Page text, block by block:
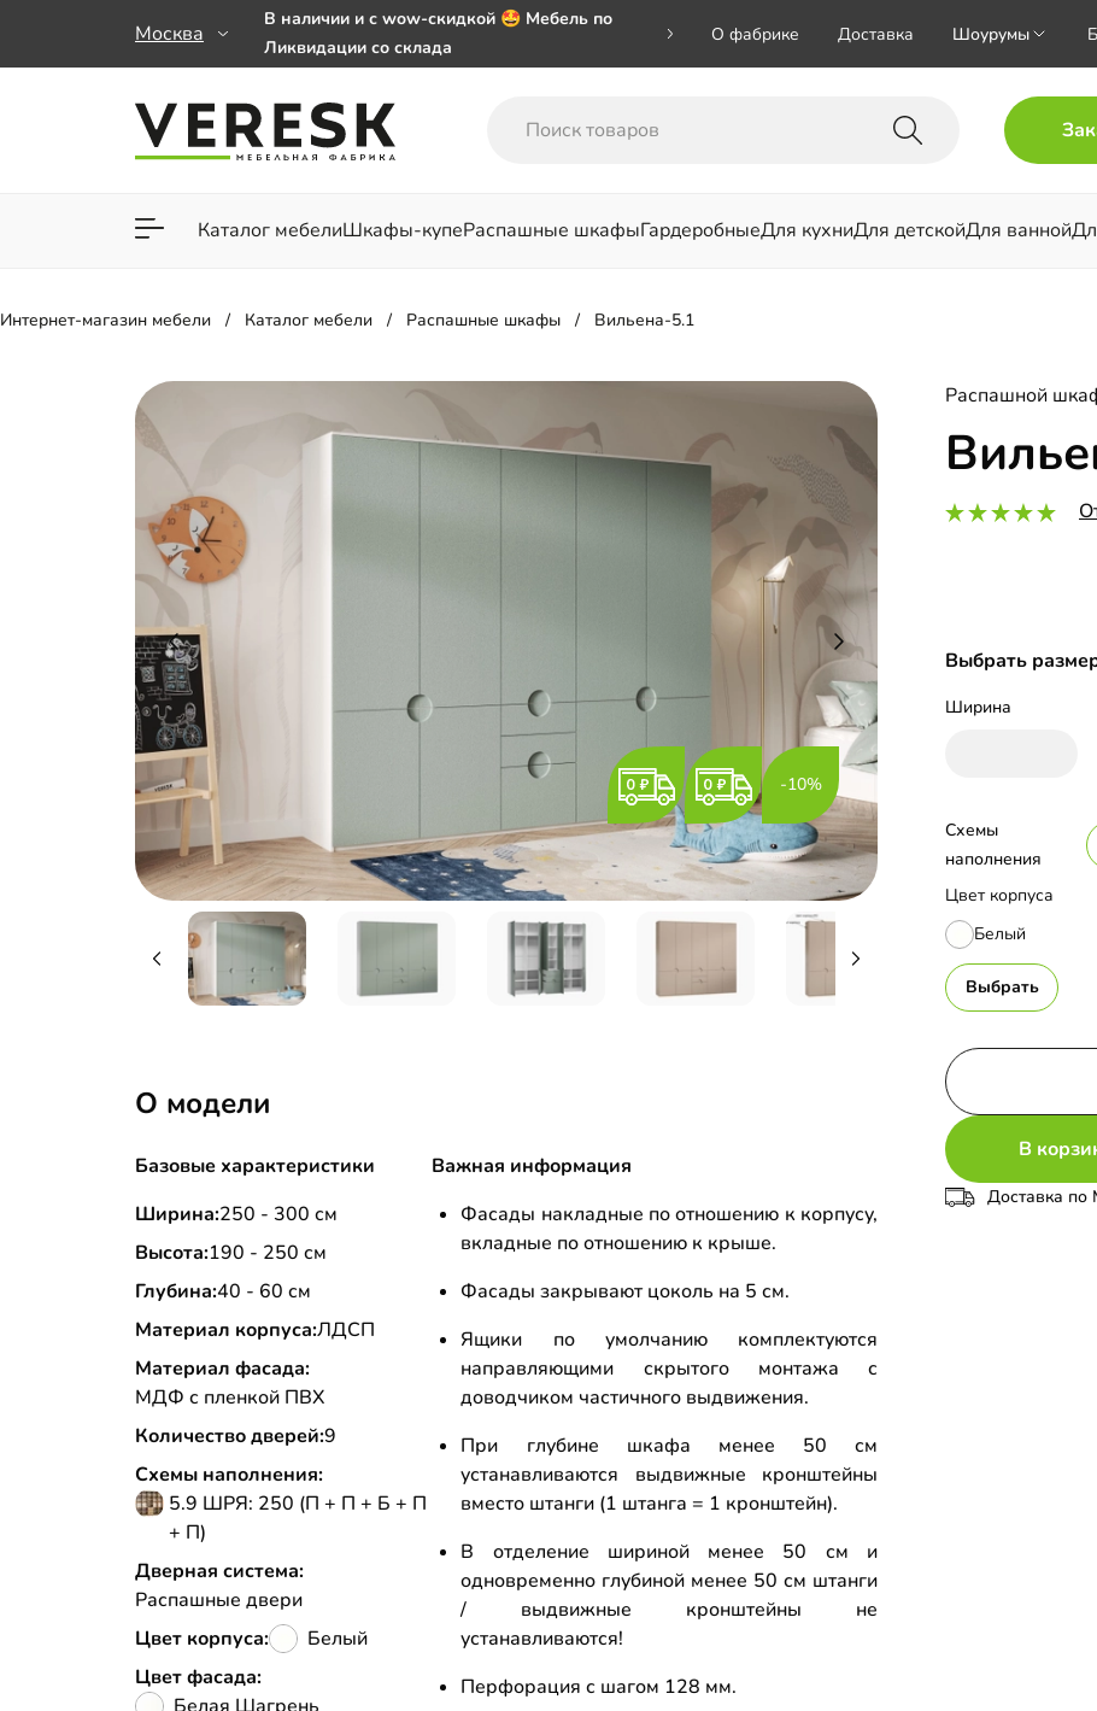
Москва
В наличии и с wow-скидкой 🤩 Мебель по
Ликвидации со склада
заказе от 50 000 ₽
Важно! Наш Whatsapp переехал на номер
О фабрике Доставка Шоурумы
Каталог мебелиШкафы-купеРаспашные шкафыГардеробныеДля кухниДля детскойДля ванной
Для гостиной Для спальни
Интернет-магазин мебели Каталог мебели Распашные шкафы Вильена-5.1
-10%
Распашной
Выбрать
Ширина
Цвет корпуса
Белый
Выбрать
Схемы
наполнения
В
Доставка по
О модели
Базовые характеристики
Ширина:250 - 300 см
Высота:190 - 250 см
Глубина:40 - 60 см
Материал корпуса:ЛДСП
Материал фасада:
МДФ с пленкой ПВХ
Количество дверей:9
Схемы наполнения:
5.9 ШРЯ: 250 (П + П + Б + П
+ П)
Дверная система:
Распашные двери
Цвет корпуса:
Белый
Цвет фасада:
Важная информация
Фасады накладные по отношению к корпусу,
вкладные по отношению к крыше.
Фасады закрывают цоколь на 5 см.
Ящики по умолчанию комплектуются
направляющими скрытого монтажа с
доводчиком частичного выдвижения.
При глубине шкафа менее 50 см
устанавливаются выдвижные кронштейны
вместо штанги (1 штанга = 1 кронштейн).
В отделение шириной менее 50 см и
одновременно глубиной менее 50 см штанги
/ выдвижные кронштейны не
устанавливаются!
Перфорация с шагом 128 мм.